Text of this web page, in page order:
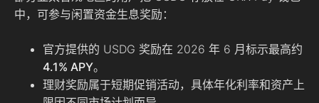
中，可参与闲置资金生息奖励：
官方提供的 USDG 奖励在 2026 年 6 月标示最高约
4.1% APY。
理财奖励属于短期促销活动，具体年化利率和资产上